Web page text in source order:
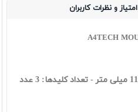
امتیاز و نظرات کاربران
ابعاد:119x63x35 ميلی متر - تعداد کلیدها: 3 عدد